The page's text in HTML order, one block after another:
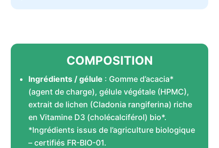
COMPOSITION
Ingrédients / gélule : Gomme d’acacia*
(agent de charge), gélule végétale (HPMC),
extrait de lichen (Cladonia rangiferina) riche
en Vitamine D3 (cholécalciférol) bio*.
*Ingrédients issus de l’agriculture biologique
– certifiés FR-BIO-01.